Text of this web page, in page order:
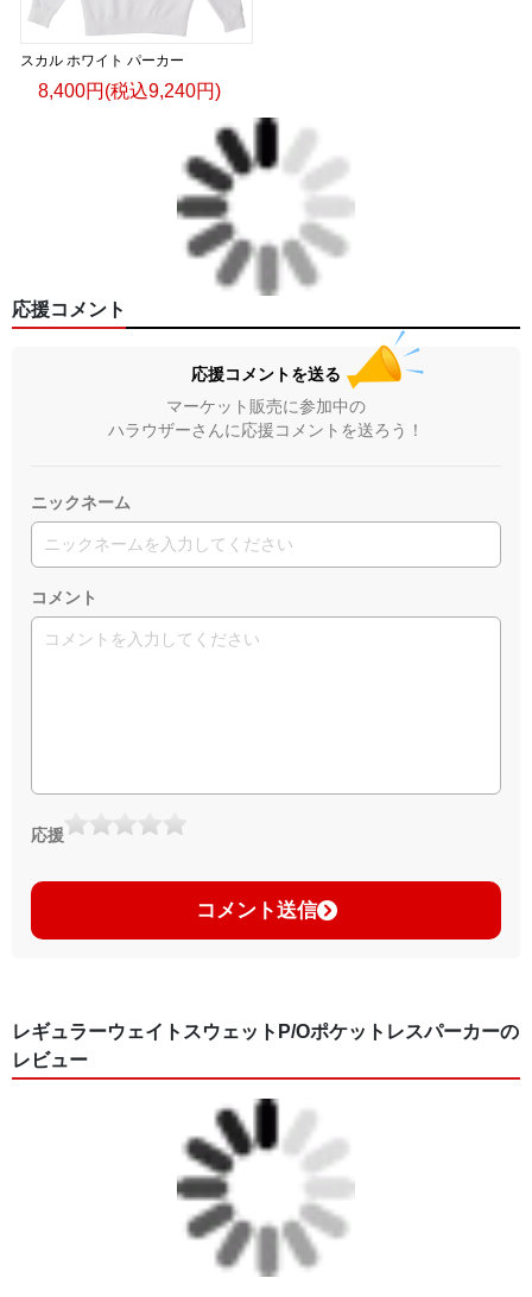
スカル ホワイト パーカー
8,400円(税込9,240円)
応援コメント
応援コメントを送る
マーケット販売に参加中の
ハラウザーさんに応援コメントを送ろう！
ニックネーム
コメント
応援
コメント送信
レギュラーウェイトスウェットP/Oポケットレスパーカーの
レビュー